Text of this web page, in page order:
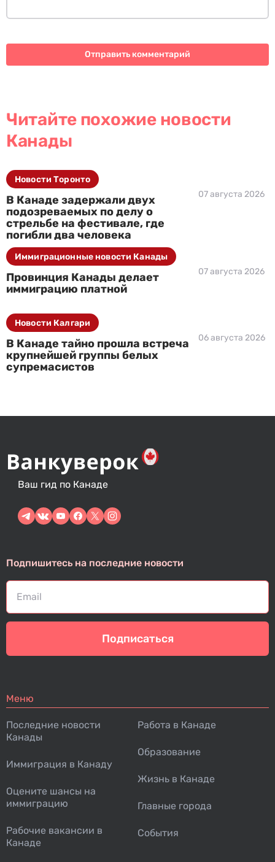
Читайте похожие новости
Канады
В Канаде задержали двух
подозреваемых по делу о
стрельбе на фестивале, где
погибли два человека
07 августа 2026
Новости Торонто
Провинция Канады делает
иммиграцию платной
07 августа 2026
Иммиграционные новости Канады
В Канаде тайно прошла встреча
крупнейшей группы белых
супремасистов
06 августа 2026
Новости Калгари
Ваш гид по Канаде
Подпишитесь на последние новости
Подписаться
Меню
Последние новости
Канады
Иммиграция в Канаду
Оцените шансы на
иммиграцию
Рабочие вакансии в
Канаде
Работа в Канаде
Образование
Жизнь в Канаде
Главные города
События